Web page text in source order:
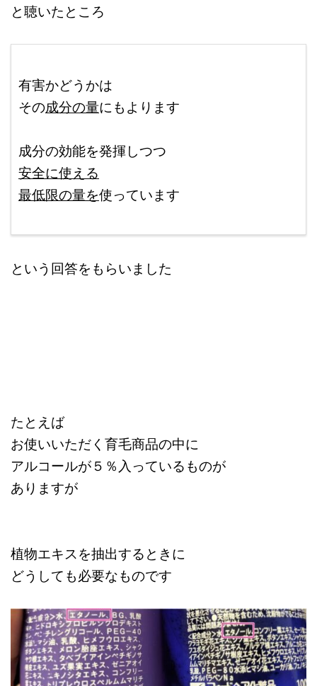
と聴いたところ
有害かどうかは
その成分の量にもよります
成分の効能を発揮しつつ
安全に使える
最低限の量を使っています
という回答をもらいました
たとえば
お使いいただく育毛商品の中に
アルコールが５％入っているものが
ありますが
植物エキスを抽出するときに
どうしても必要なものです